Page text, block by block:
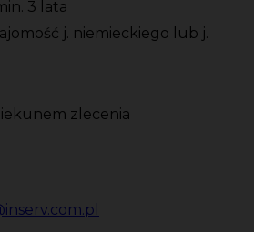
3 lata
j. niemieckiego lub j.
zlecenia